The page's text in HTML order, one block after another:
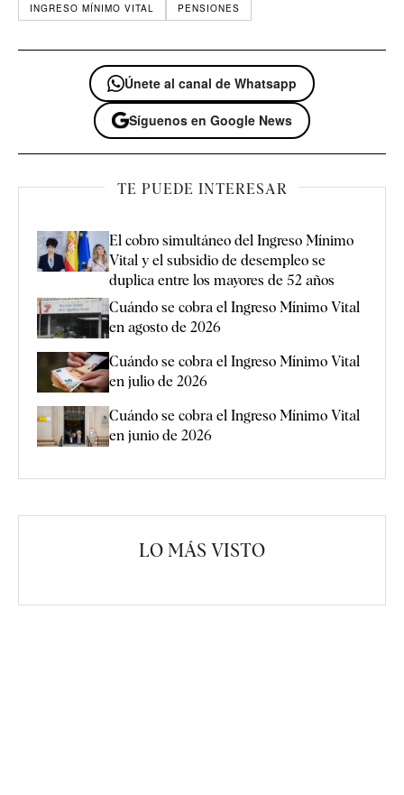
INGRESO MÍNIMO VITAL PENSIONES
Únete al canal de Whatsapp
Síguenos en Google News
TE PUEDE INTERESAR
El cobro simultáneo del Ingreso Mínimo
Vital y el subsidio de desempleo se
duplica entre los mayores de 52 años
Cuándo se cobra el Ingreso Mínimo Vital
en agosto de 2026
Cuándo se cobra el Ingreso Mínimo Vital
en julio de 2026
Cuándo se cobra el Ingreso Mínimo Vital
en junio de 2026
LO MÁS VISTO